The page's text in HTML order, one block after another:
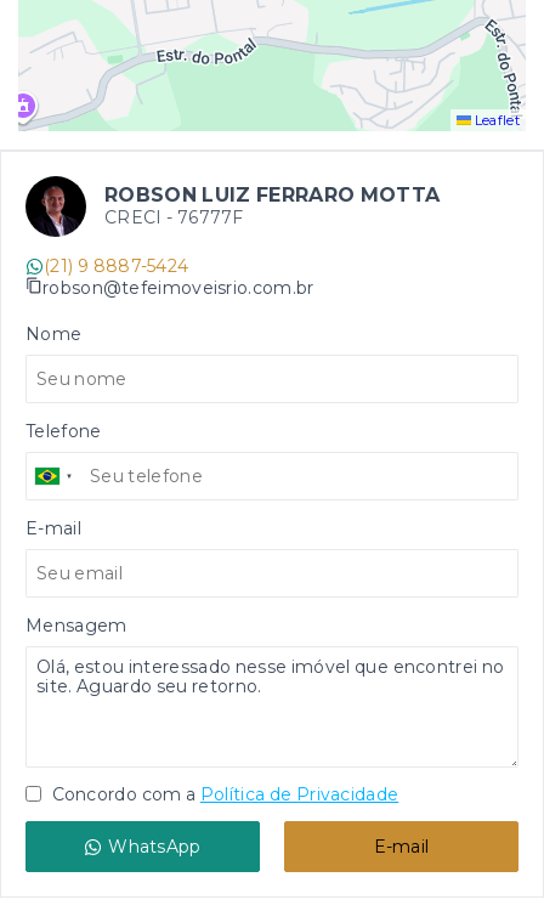
Leaflet
ROBSON LUIZ FERRARO MOTTA
CRECI - 76777F
(21) 9 8887-5424
robson@tefeimoveisrio.com.br
Nome
Telefone
E-mail
Mensagem
Concordo com a Política de Privacidade
WhatsApp E-mail